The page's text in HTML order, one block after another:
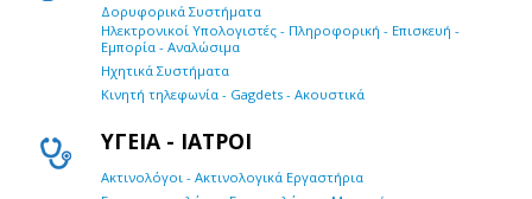
Δορυφορικά Συστήματα
Ηλεκτρονικοί Υπολογιστές - Πληροφορική - Επισκευή -
Εμπορία - Αναλώσιμα
Ηχητικά Συστήματα
Κινητή τηλεφωνία - Gagdets - Ακουστικά
ΥΓΕΙΑ - ΙΑΤΡΟΙ
Ακτινολόγοι - Ακτινολογικά Εργαστήρια